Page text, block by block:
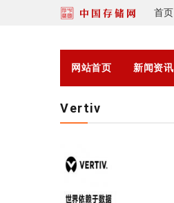
首页
网站首页 新闻资讯
Vertiv